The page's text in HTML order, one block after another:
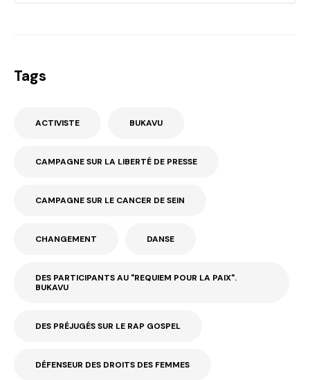
Tags
ACTIVISTE BUKAVU
CAMPAGNE SUR LA LIBERTÉ DE PRESSE
CAMPAGNE SUR LE CANCER DE SEIN
CHANGEMENT DANSE
DES PARTICIPANTS AU "REQUIEM POUR LA PAIX".
BUKAVU
DES PRÉJUGÉS SUR LE RAP GOSPEL
DÉFENSEUR DES DROITS DES FEMMES